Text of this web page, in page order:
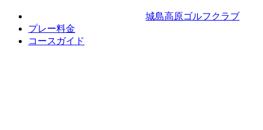
城島高原ゴルフクラブ
プレー料金
コースガイド